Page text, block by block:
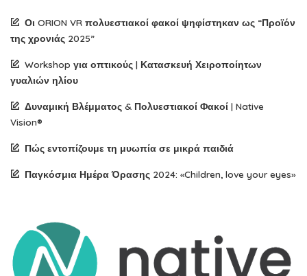
Οι ORION VR πολυεστιακοί φακοί ψηφίστηκαν ως “Προϊόν
της χρονιάς 2025”
Workshop για οπτικούς | Κατασκευή Χειροποίητων
γυαλιών ηλίου
Δυναμική Βλέμματος & Πολυεστιακοί Φακοί | Native
Vision®
Πώς εντοπίζουμε τη μυωπία σε μικρά παιδιά
Παγκόσμια Ημέρα Όρασης 2024: «Children, love your eyes»